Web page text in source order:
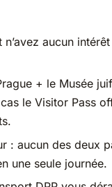
aucun
+ le Musée
le Visitor Pass
: aucun des deux
une seule journée.